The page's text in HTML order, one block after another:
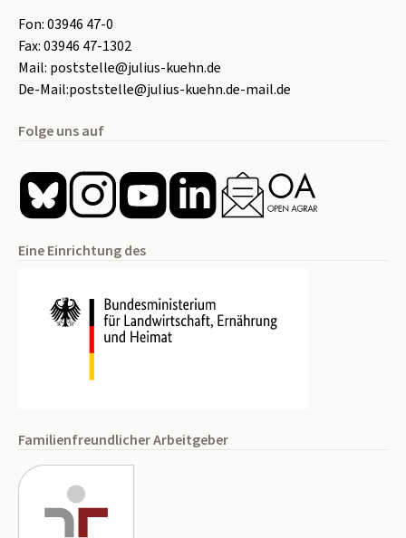
Fon:03946 47-0
Fax:03946 47-1302
Mail: poststelle@julius-kuehn.de
De-Mail:poststelle@julius-kuehn.de-mail.de
Folge uns auf
Eine Einrichtung des
Familienfreundlicher Arbeitgeber